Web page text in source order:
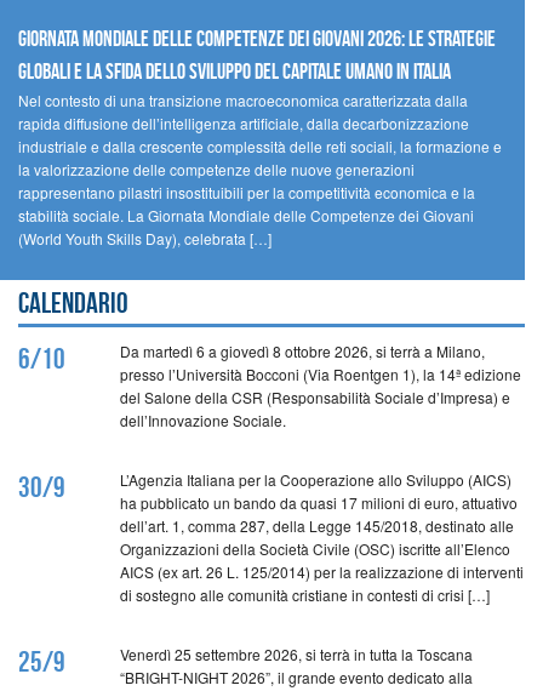
GIORNATA MONDIALE DELLE COMPETENZE DEI GIOVANI 2026: LE STRATEGIE
GLOBALI E LA SFIDA DELLO SVILUPPO DEL CAPITALE UMANO IN ITALIA
Nel contesto di una transizione macroeconomica caratterizzata dalla
rapida diffusione dell’intelligenza artificiale, dalla decarbonizzazione
industriale e dalla crescente complessità delle reti sociali, la formazione e
la valorizzazione delle competenze delle nuove generazioni
rappresentano pilastri insostituibili per la competitività economica e la
stabilità sociale. La Giornata Mondiale delle Competenze dei Giovani
(World Youth Skills Day), celebrata […]
Calendario
6/10
Da martedì 6 a giovedì 8 ottobre 2026, si terrà a Milano,
presso l’Università Bocconi (Via Roentgen 1), la 14ª edizione
del Salone della CSR (Responsabilità Sociale d’Impresa) e
dell’Innovazione Sociale.
30/9
L’Agenzia Italiana per la Cooperazione allo Sviluppo (AICS)
ha pubblicato un bando da quasi 17 milioni di euro, attuativo
dell’art. 1, comma 287, della Legge 145/2018, destinato alle
Organizzazioni della Società Civile (OSC) iscritte all’Elenco
AICS (ex art. 26 L. 125/2014) per la realizzazione di interventi
di sostegno alle comunità cristiane in contesti di crisi […]
25/9
Venerdì 25 settembre 2026, si terrà in tutta la Toscana
“BRIGHT-NIGHT 2026”, il grande evento dedicato alla